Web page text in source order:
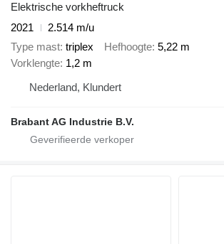
Elektrische vorkheftruck
2021
2.514 m/u
Type mast triplex Hefhoogte 5,22 m
Vorklengte 1,2 m
Nederland, Klundert
Brabant AG Industrie B.V.